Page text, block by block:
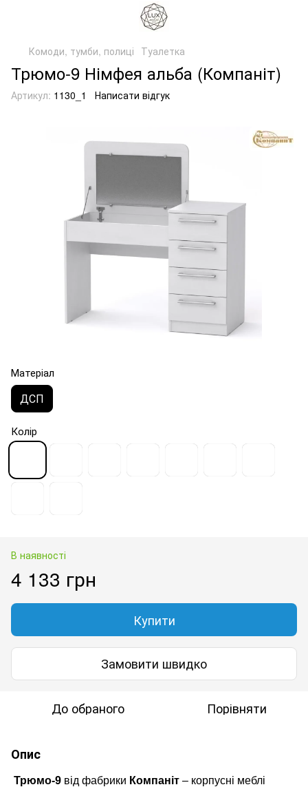
Комоди, тумби, полиці Туалетка
Трюмо-9 Німфея альба (Компаніт)
Артикул: 1130_1 Написати відгук
Матеріал
ДСП
Колір
В наявності
4 133 грн
Купити
Замовити швидко
До обраного Порівняти
Опис
Трюмо-9 від фабрики Компаніт – корпусні меблі